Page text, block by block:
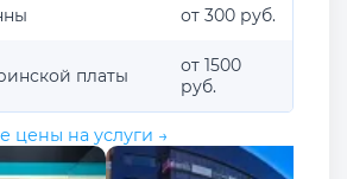
от 300 руб.
платы
от 1500
руб.
цены на услуги →